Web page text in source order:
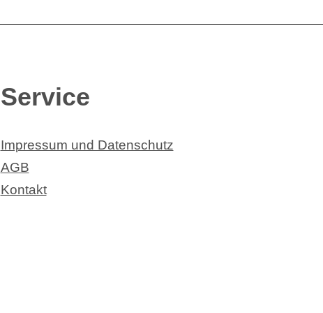
Service
Impressum und Datenschutz
AGB
Kontakt